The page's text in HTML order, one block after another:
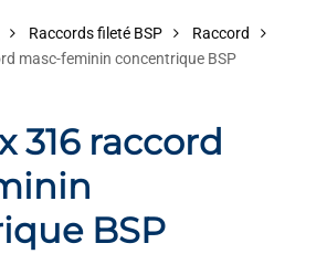
Raccords fileté BSP
Raccord
masc-feminin concentrique BSP
316 raccord
BSP